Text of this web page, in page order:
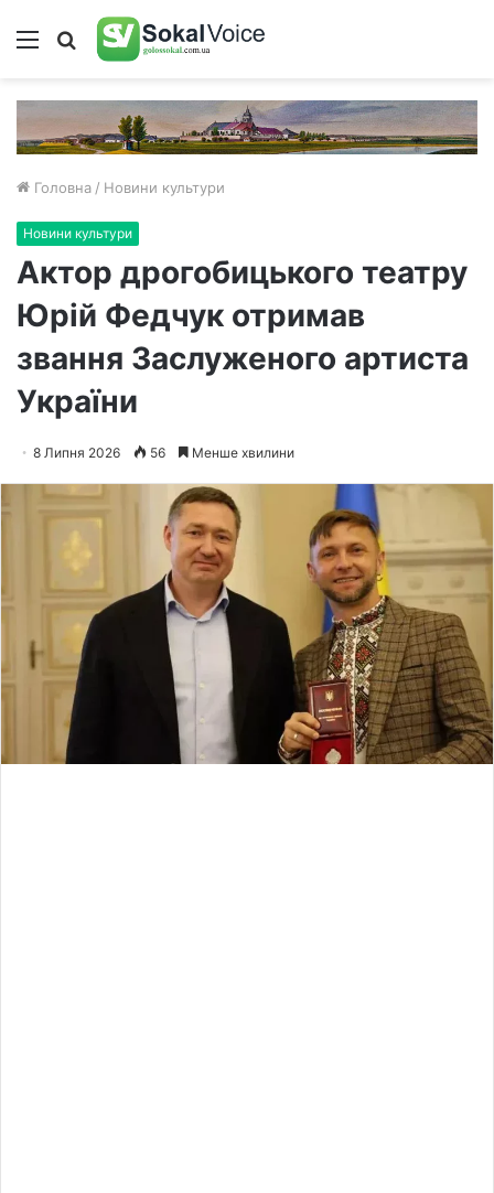
Меню Пошук
Головна / Новини культури
Новини культури
Актор дрогобицького театру
Юрій Федчук отримав
звання Заслуженого артиста
України
8 Липня 2026 56 Менше хвилини